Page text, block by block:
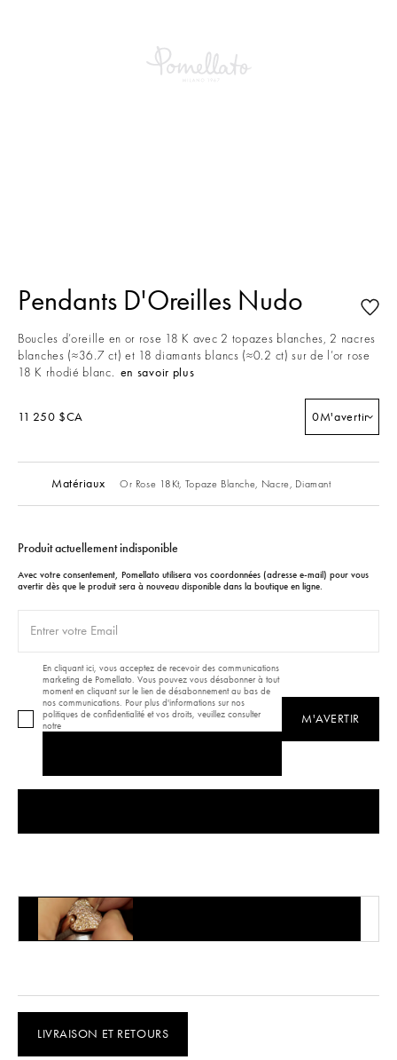
Pendants D'Oreilles Nudo
Boucles d’oreille en or rose 18 K avec 2 topazes blanches, 2 nacres
blanches (≈36.7 ct) et 18 diamants blancs (≈0.2 ct) sur de l’or rose
18 K rhodié blanc. en savoir plus
11 250 $CA 0M'avertir
Matériaux Or Rose 18Kt, Topaze Blanche, Nacre, Diamant
Produit actuellement indisponible
Avec votre consentement, Pomellato utilisera vos coordonnées (adresse e-mail) pour vous
avertir dès que le produit sera à nouveau disponible dans la boutique en ligne.
En cliquant ici, vous acceptez de recevoir des communications
marketing de Pomellato. Vous pouvez vous désabonner à tout
moment en cliquant sur le lien de désabonnement au bas de
nos communications. Pour plus d'informations sur nos
politiques de confidentialité et vos droits, veuillez consulter
notre
M'AVERTIR
LIVRAISON ET RETOURS